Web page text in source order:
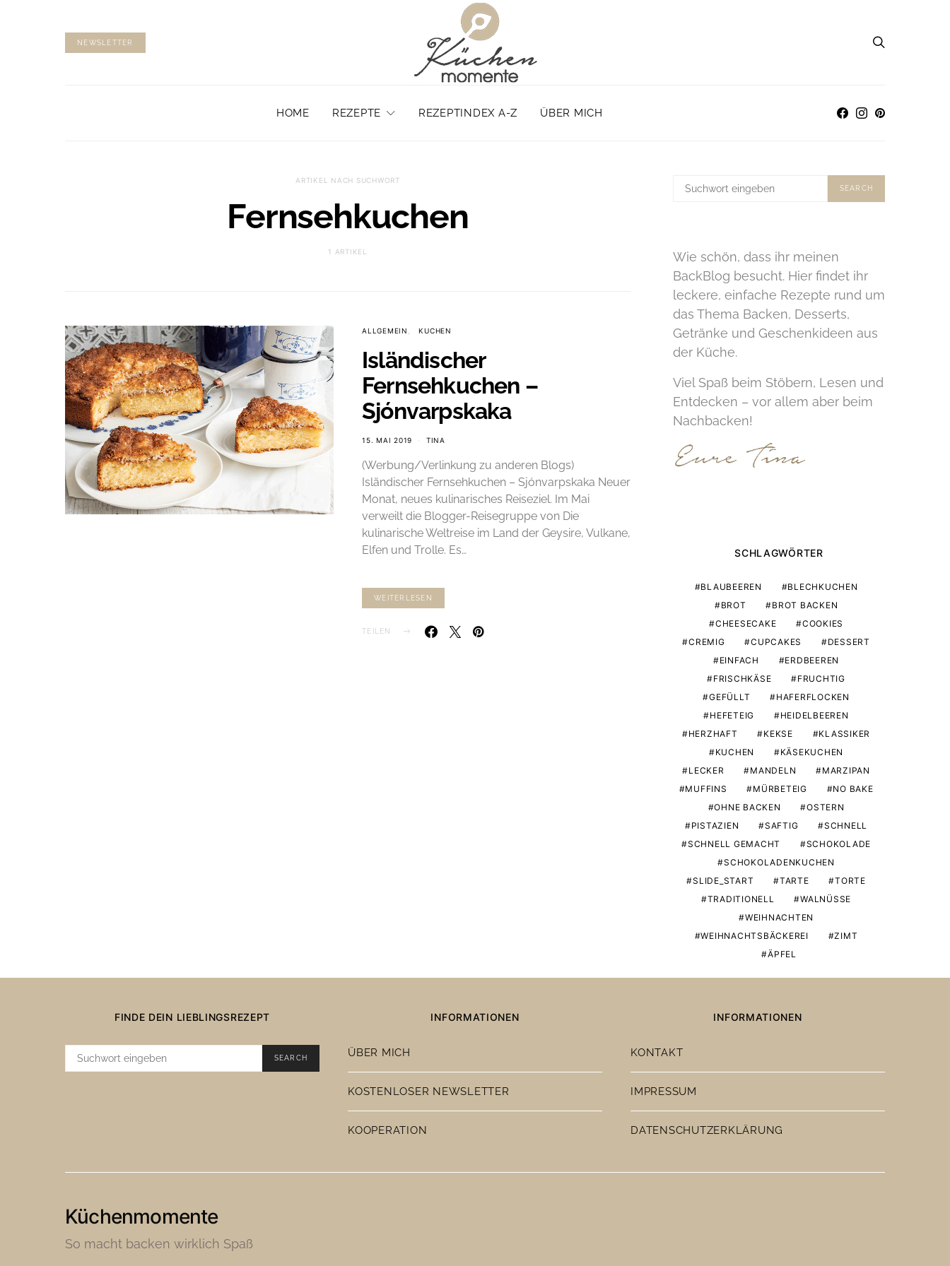
NEWSLETTER
HOME REZEPTE REZEPTINDEX A-Z ÜBER MICH
ARTIKEL NACH SUCHWORT
Fernsehkuchen
1 ARTIKEL
ALLGEMEIN KUCHEN
Isländischer
Fernsehkuchen –
Sjónvarpskaka
15. MAI 2019 TINA
(Werbung/Verlinkung zu anderen Blogs)
Isländischer Fernsehkuchen – Sjónvarpskaka Neuer
Monat, neues kulinarisches Reiseziel. Im Mai
verweilt die Blogger-Reisegruppe von Die
kulinarische Weltreise im Land der Geysire, Vulkane,
Elfen und Trolle. Es…
WEITERLESEN
TEILEN
SUCHE
SEARCH
Wie schön, dass ihr meinen
BackBlog besucht. Hier findet ihr
leckere, einfache Rezepte rund um
das Thema Backen, Desserts,
Getränke und Geschenkideen aus
der Küche.
Viel Spaß beim Stöbern, Lesen und
Entdecken – vor allem aber beim
Nachbacken!
SCHLAGWÖRTER
BLAUBEEREN
BLECHKUCHEN
BROT
BROT BACKEN
CHEESECAKE
COOKIES
CREMIG
CUPCAKES
DESSERT
EINFACH
ERDBEEREN
FRISCHKÄSE
FRUCHTIG
GEFÜLLT
HAFERFLOCKEN
HEFETEIG
HEIDELBEEREN
HERZHAFT
KEKSE
KLASSIKER
KUCHEN
KÄSEKUCHEN
LECKER
MANDELN
MARZIPAN
MUFFINS
MÜRBETEIG
NO BAKE
OHNE BACKEN
OSTERN
PISTAZIEN
SAFTIG
SCHNELL
SCHNELL GEMACHT
SCHOKOLADE
SCHOKOLADENKUCHEN
SLIDE_START
TARTE
TORTE
TRADITIONELL
WALNÜSSE
WEIHNACHTEN
WEIHNACHTSBÄCKEREI
ZIMT
ÄPFEL
FINDE DEIN LIEBLINGSREZEPT
SUCHE
NACH:
SEARCH
INFORMATIONEN
ÜBER MICH
KOSTENLOSER NEWSLETTER
KOOPERATION
INFORMATIONEN
KONTAKT
IMPRESSUM
DATENSCHUTZERKLÄRUNG
Küchenmomente
So macht backen wirklich Spaß